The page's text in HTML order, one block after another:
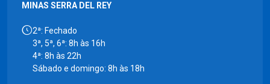
MINAS SERRA DEL REY
2ª: Fechado
3ª, 5ª, 6ª: 8h às 16h
4ª: 8h às 22h
Sábado e domingo: 8h às 18h